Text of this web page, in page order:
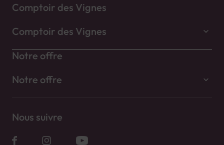
Comptoir des Vignes
Comptoir des Vignes
Notre offre
Notre offre
Nous suivre